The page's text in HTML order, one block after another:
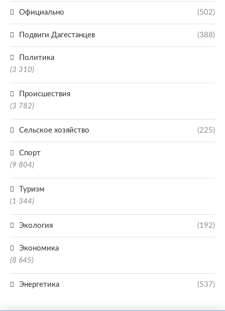
Официально (502)
Подвиги Дагестанцев (388)
Политика
(3 310)
Происшествия
(3 782)
Сельское хозяйство (225)
Спорт
(9 804)
Туризм
(1 344)
Экология (192)
Экономика
(8 645)
Энергетика (537)